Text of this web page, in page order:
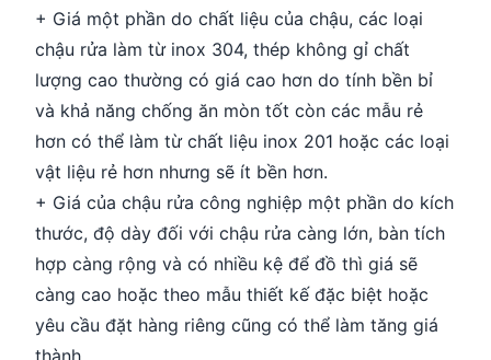
+ Giá một phần do chất liệu của chậu, các loại
chậu rửa làm từ inox 304, thép không gỉ chất
lượng cao thường có giá cao hơn do tính bền bỉ
và khả năng chống ăn mòn tốt còn các mẫu rẻ
hơn có thể làm từ chất liệu inox 201 hoặc các loại
vật liệu rẻ hơn nhưng sẽ ít bền hơn.
+ Giá của chậu rửa công nghiệp một phần do kích
thước, độ dày đối với chậu rửa càng lớn, bàn tích
hợp càng rộng và có nhiều kệ để đồ thì giá sẽ
càng cao hoặc theo mẫu thiết kế đặc biệt hoặc
yêu cầu đặt hàng riêng cũng có thể làm tăng giá
thành.